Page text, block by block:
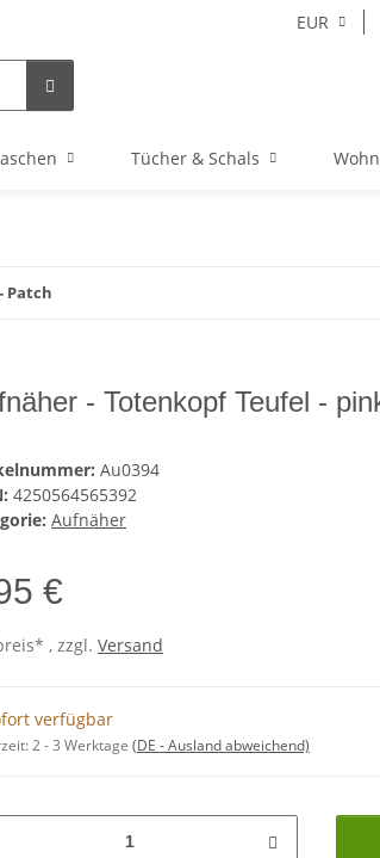
EUR
Tücher & Schals
Patch
- Totenkopf Teufel -
Au0394
4250564565392
Aufnäher
€
, zzgl. Versand
verfügbar
2 - 3 Werktage (DE - Ausland abweichend)